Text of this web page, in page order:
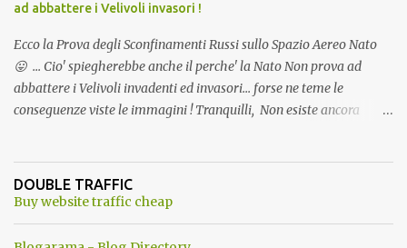
ad abbattere i Velivoli invasori !
Ecco la Prova degli Sconfinamenti Russi sullo Spazio Aereo Nato
😛 ... Cio' spiegherebbe anche il perche' la Nato Non prova ad
abbattere i Velivoli invadenti ed invasori... forse ne teme le
conseguenze viste le immagini ! Tranquilli, Non esiste ancora
ancora una fantasia Nato o forse una "False Flag", per provocare
una guerra mondiale che difficilmente da menti sane, potrebbe
DOUBLE TRAFFIC
Buy website traffic cheap